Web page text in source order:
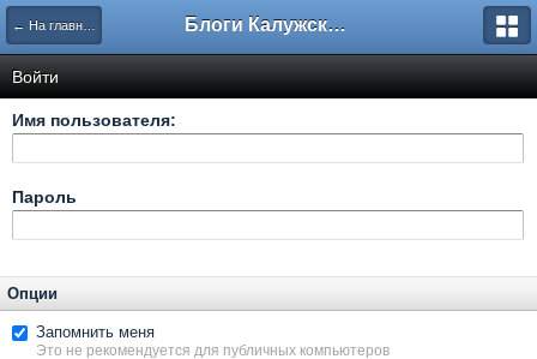
← На главную Блоги Калужского перекрестка
Войти
Имя пользователя:
Пароль
Опции
Запомнить меня
Это не рекомендуется для публичных компьютеров